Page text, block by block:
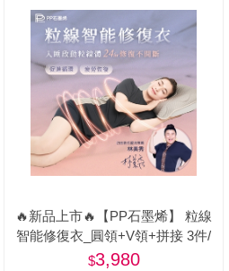
🔥新品上市🔥【PP石墨烯】 粒線
智能修復衣_圓領+V領+拼接 3件/
組-美
3,980